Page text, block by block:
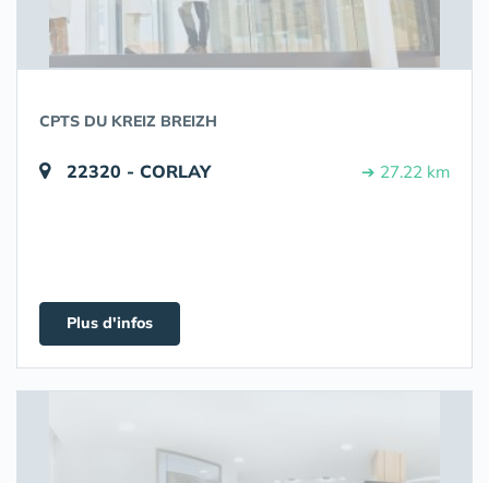
CPTS DU KREIZ BREIZH
22320 - CORLAY ➔ 27.22 km
Plus d'infos